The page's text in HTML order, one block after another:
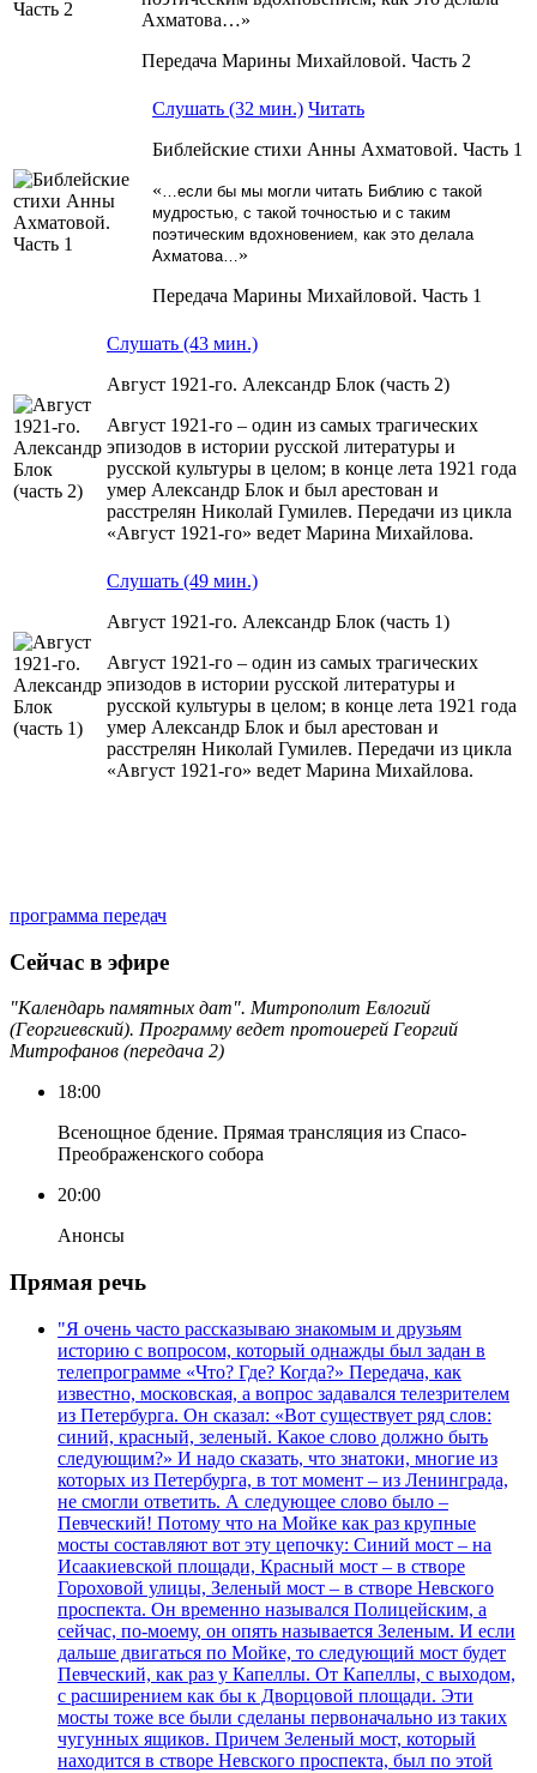
Ахматова…»
Передача Марины Михайловой. Часть 2
Слушать (32 мин.) Читать
Библейские стихи Анны Ахматовой. Часть 1
« …если бы мы могли читать Библию с такой
мудростью, с такой точностью и с таким
поэтическим вдохновением, как это делала
Ахматова… »
Передача Марины Михайловой. Часть 1
Слушать (43 мин.)
Август 1921-го. Александр Блок (часть 2)
Август 1921-го – один из самых трагических
эпизодов в истории русской литературы и
русской культуры в целом; в конце лета 1921 года
умер Александр Блок и был арестован и
расстрелян Николай Гумилев. Передачи из цикла
«Август 1921-го» ведет Марина Михайлова.
Слушать (49 мин.)
Август 1921-го. Александр Блок (часть 1)
Август 1921-го – один из самых трагических
эпизодов в истории русской литературы и
русской культуры в целом; в конце лета 1921 года
умер Александр Блок и был арестован и
расстрелян Николай Гумилев. Передачи из цикла
«Август 1921-го» ведет Марина Михайлова.
программа передач
Сейчас в эфире
"Календарь памятных дат". Митрополит Евлогий
(Георгиевский). Программу ведет протоиерей Георгий
Митрофанов (передача 2)
18:00
Всенощное бдение. Прямая трансляция из Спасо-
Преображенского собора
20:00
Анонсы
Прямая речь
"Я очень часто рассказываю знакомым и друзьям
историю с вопросом, который однажды был задан в
телепрограмме «Что? Где? Когда?» Передача, как
известно, московская, а вопрос задавался телезрителем
из Петербурга. Он сказал: «Вот существует ряд слов:
синий, красный, зеленый. Какое слово должно быть
следующим?» И надо сказать, что знатоки, многие из
которых из Петербурга, в тот момент – из Ленинграда,
не смогли ответить. А следующее слово было –
Певческий! Потому что на Мойке как раз крупные
мосты составляют вот эту цепочку: Синий мост – на
Исаакиевской площади, Красный мост – в створе
Гороховой улицы, Зеленый мост – в створе Невского
проспекта. Он временно назывался Полицейским, а
сейчас, по-моему, он опять называется Зеленым. И если
дальше двигаться по Мойке, то следующий мост будет
Певческий, как раз у Капеллы. От Капеллы, с выходом,
с расширением как бы к Дворцовой площади. Эти
мосты тоже все были сделаны первоначально из таких
чугунных ящиков. Причем Зеленый мост, который
находится в створе Невского проспекта, был по этой